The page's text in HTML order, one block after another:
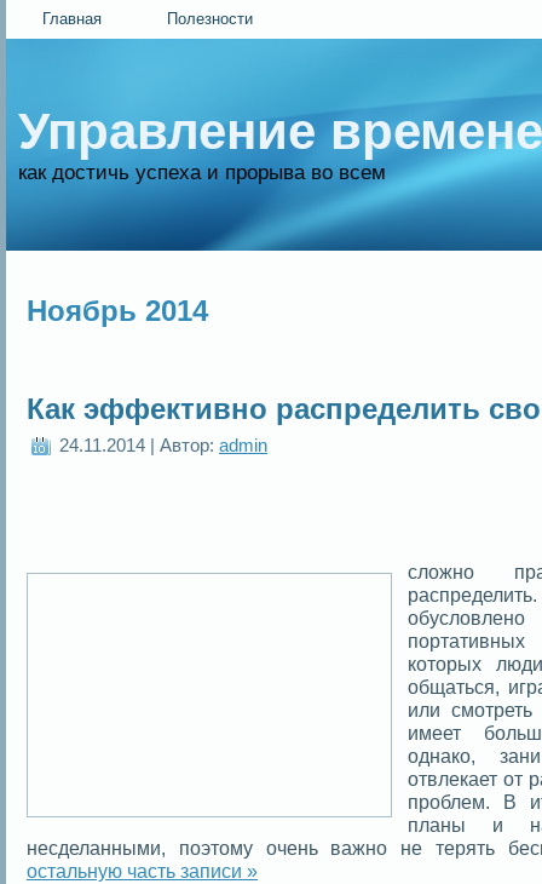
Главная Полезности
Управление
как достичь успеха и прорыва во всем
Ноябрь 2014
Как эффективно распределить
24.11.2014 | Автор: admin
сложно
которых
общаться,
или
имеет
однако,
отвлекает от
проблем. В
планы и
несделанными, поэтому очень важно не терять
остальную часть записи »